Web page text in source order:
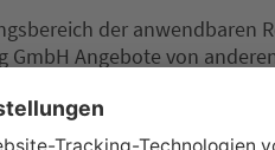
der anwendbaren
Angebote von
hat die Heilbronn